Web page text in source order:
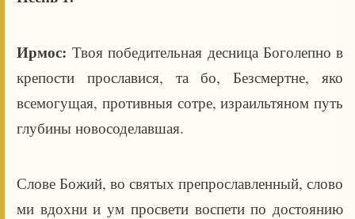
Ирмос:Твоя победительная десница Боголепно в
крепости прославися, та бо, Безсмертне, яко
всемогущая, противныя сотре, израильтяном путь
глубины новосоделавшая.
Слове Божий, во святых препрославленный, слово
ми вдохни и ум просвети воспети по достоянию